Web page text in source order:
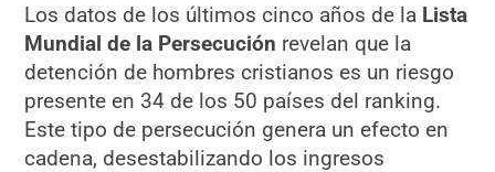
Los datos de los últimos cinco años de la Lista
Mundial de la Persecución revelan que la
detención de hombres cristianos es un riesgo
presente en 34 de los 50 países del ranking.
Este tipo de persecución genera un efecto en
cadena, desestabilizando los ingresos